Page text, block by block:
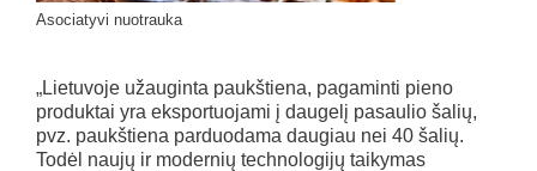
Asociatyvi nuotrauka
„Lietuvoje užauginta paukštiena, pagaminti pieno
produktai yra eksportuojami į daugelį pasaulio šalių,
pvz. paukštiena parduodama daugiau nei 40 šalių.
Todėl naujų ir modernių technologijų taikymas